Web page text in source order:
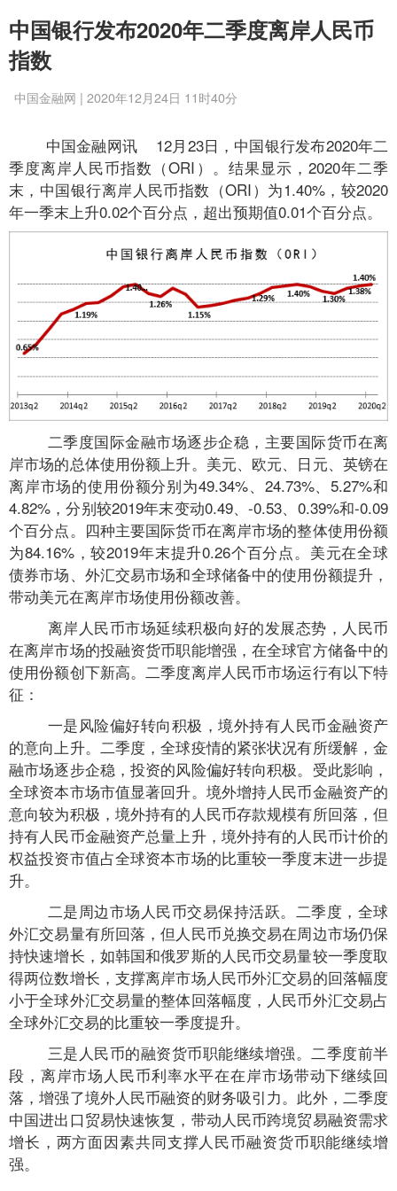
中国银行发布2020年二季度离岸人民币
指数
中国金融网 | 2020年12月24日 11时40分
中国金融网讯 12月23日，中国银行发布2020年二
季度离岸人民币指数（ORI）。结果显示，2020年二季
末，中国银行离岸人民币指数（ORI）为1.40%，较2020
年一季末上升0.02个百分点，超出预期值0.01个百分点。
二季度国际金融市场逐步企稳，主要国际货币在离
岸市场的总体使用份额上升。美元、欧元、日元、英镑在
离岸市场的使用份额分别为49.34%、24.73%、5.27%和
4.82%，分别较2019年末变动0.49、-0.53、0.39%和-0.09
个百分点。四种主要国际货币在离岸市场的整体使用份额
为84.16%，较2019年末提升0.26个百分点。美元在全球
债券市场、外汇交易市场和全球储备中的使用份额提升，
带动美元在离岸市场使用份额改善。
离岸人民币市场延续积极向好的发展态势，人民币
在离岸市场的投融资货币职能增强，在全球官方储备中的
使用份额创下新高。二季度离岸人民币市场运行有以下特
征：
一是风险偏好转向积极，境外持有人民币金融资产
的意向上升。二季度，全球疫情的紧张状况有所缓解，金
融市场逐步企稳，投资的风险偏好转向积极。受此影响，
全球资本市场市值显著回升。境外增持人民币金融资产的
意向较为积极，境外持有的人民币存款规模有所回落，但
持有人民币金融资产总量上升，境外持有的人民币计价的
权益投资市值占全球资本市场的比重较一季度末进一步提
升。
二是周边市场人民币交易保持活跃。二季度，全球
外汇交易量有所回落，但人民币兑换交易在周边市场仍保
持快速增长，如韩国和俄罗斯的人民币交易量较一季度取
得两位数增长，支撑离岸市场人民币外汇交易的回落幅度
小于全球外汇交易量的整体回落幅度，人民币外汇交易占
全球外汇交易的比重较一季度提升。
三是人民币的融资货币职能继续增强。二季度前半
段，离岸市场人民币利率水平在在岸市场带动下继续回
落，增强了境外人民币融资的财务吸引力。此外，二季度
中国进出口贸易快速恢复，带动人民币跨境贸易融资需求
增长，两方面因素共同支撑人民币融资货币职能继续增
强。